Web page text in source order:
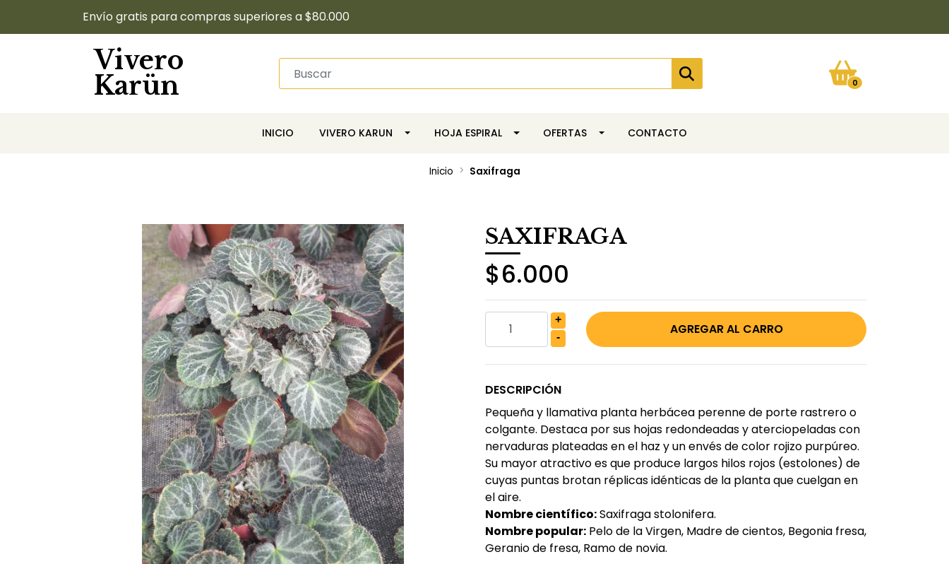
Envío gratis para compras superiores a $80.000
Vivero
Karün
0
INICIO VIVERO KARUN HOJA ESPIRAL OFERTAS CONTACTO
Inicio Saxifraga
SAXIFRAGA
$6.000
+
-
DESCRIPCIÓN
Pequeña y llamativa planta herbácea perenne de porte rastrero o
colgante. Destaca por sus hojas redondeadas y aterciopeladas con
nervaduras plateadas en el haz y un envés de color rojizo purpúreo.
Su mayor atractivo es que produce largos hilos rojos (estolones) de
cuyas puntas brotan réplicas idénticas de la planta que cuelgan en
el aire.
Nombre científico:Saxifraga stolonifera.
Nombre popular: Pelo de la Virgen, Madre de cientos, Begonia fresa,
Geranio de fresa, Ramo de novia.